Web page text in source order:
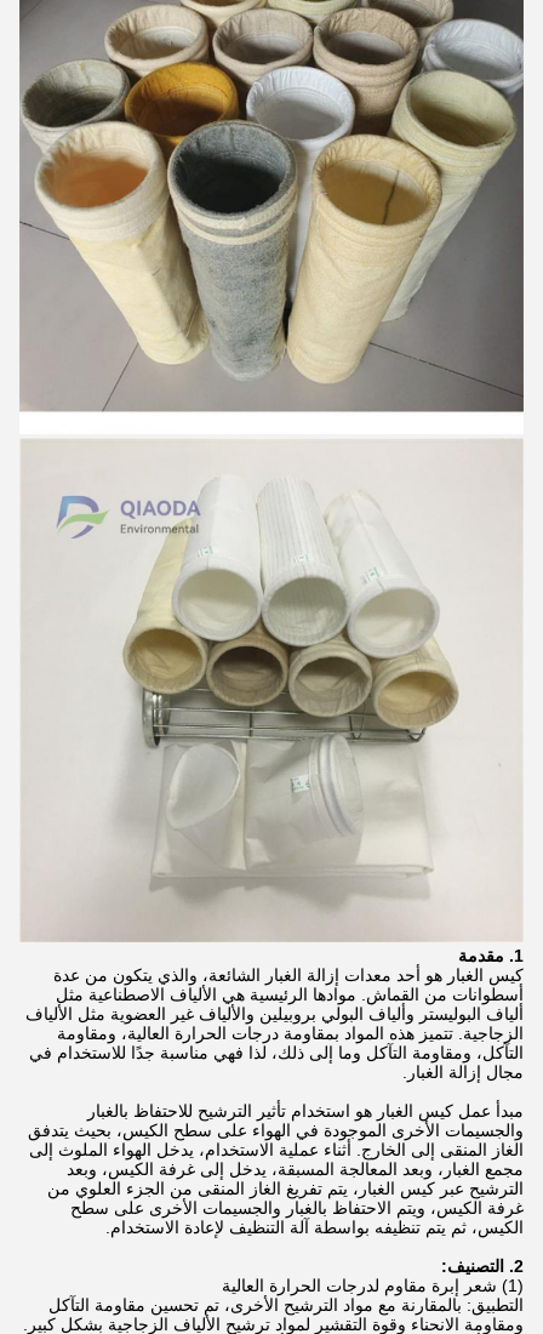
1. مقدمة
كيس الغبار هو أحد معدات إزالة الغبار الشائعة، والذي يتكون من عدة
أسطوانات من القماش. موادها الرئيسية هي الألياف الاصطناعية مثل
ألياف البوليستر وألياف البولي بروبيلين والألياف غير العضوية مثل الألياف
الزجاجية. تتميز هذه المواد بمقاومة درجات الحرارة العالية، ومقاومة
التآكل، ومقاومة التآكل وما إلى ذلك، لذا فهي مناسبة جدًا للاستخدام في
مجال إزالة الغبار.
مبدأ عمل كيس الغبار هو استخدام تأثير الترشيح للاحتفاظ بالغبار
والجسيمات الأخرى الموجودة في الهواء على سطح الكيس، بحيث يتدفق
الغاز المنقى إلى الخارج. أثناء عملية الاستخدام، يدخل الهواء الملوث إلى
مجمع الغبار، وبعد المعالجة المسبقة، يدخل إلى غرفة الكيس، وبعد
الترشيح عبر كيس الغبار، يتم تفريغ الغاز المنقى من الجزء العلوي من
غرفة الكيس، ويتم الاحتفاظ بالغبار والجسيمات الأخرى على سطح
الكيس، ثم يتم تنظيفه بواسطة آلة التنظيف لإعادة الاستخدام.
2. التصنيف:
(1) شعر إبرة مقاوم لدرجات الحرارة العالية
التطبيق: بالمقارنة مع مواد الترشيح الأخرى، تم تحسين مقاومة التآكل
ومقاومة الانحناء وقوة التقشير لمواد ترشيح الألياف الزجاجية بشكل كبير.